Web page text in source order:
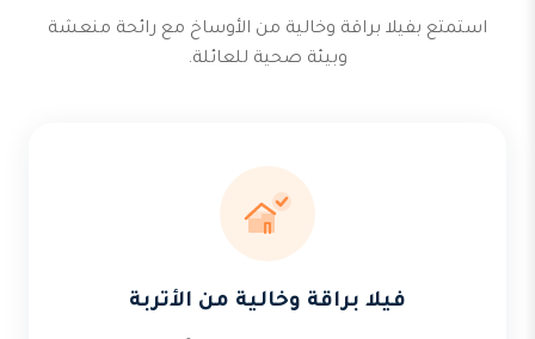
استمتع بفيلا براقة وخالية من الأوساخ مع رائحة منعشة
وبيئة صحية للعائلة.
فيلا براقة وخالية من الأتربة